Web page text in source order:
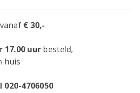
€ 30,-
17.00 uur besteld,
huis
020-4706050